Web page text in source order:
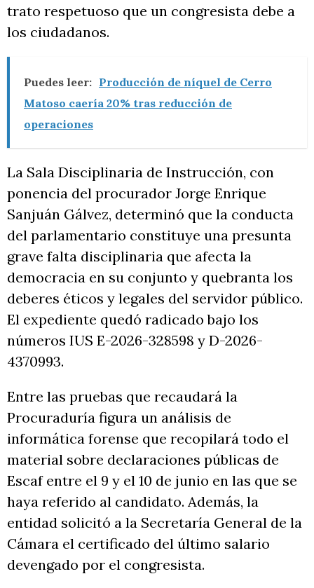
trato respetuoso que un congresista debe a
los ciudadanos.
Puedes leer: Producción de níquel de Cerro
Matoso caería 20% tras reducción de
operaciones
La Sala Disciplinaria de Instrucción, con
ponencia del procurador Jorge Enrique
Sanjuán Gálvez, determinó que la conducta
del parlamentario constituye una presunta
grave falta disciplinaria que afecta la
democracia en su conjunto y quebranta los
deberes éticos y legales del servidor público.
El expediente quedó radicado bajo los
números IUS E-2026-328598 y D-2026-
4370993.
Entre las pruebas que recaudará la
Procuraduría figura un análisis de
informática forense que recopilará todo el
material sobre declaraciones públicas de
Escaf entre el 9 y el 10 de junio en las que se
haya referido al candidato. Además, la
entidad solicitó a la Secretaría General de la
Cámara el certificado del último salario
devengado por el congresista.